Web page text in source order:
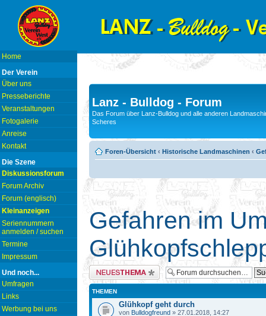
Home
Der Verein
Über uns
Presseberichte
Veranstaltungen
Fotogalerie
Anreise
Kontakt
Die Szene
Diskussionsforum
Forum Archiv
Forum (englisch)
Kleinanzeigen
Seriennummern
anmelden / suchen
Termine
Impressum
Und noch...
Umfragen
Links
Werbung bei uns
Lanz - Bulldog - Forum
Das Forum über Lanz-Bulldog und alle anderen
Scheres
Foren-Übersicht ‹ Historische Landmaschinen ‹
Gefahren im
Neues Thema erstellen
THEMEN
Glühkopf geht durch
von Bulldogfreund » 27.01.2018, 14:27